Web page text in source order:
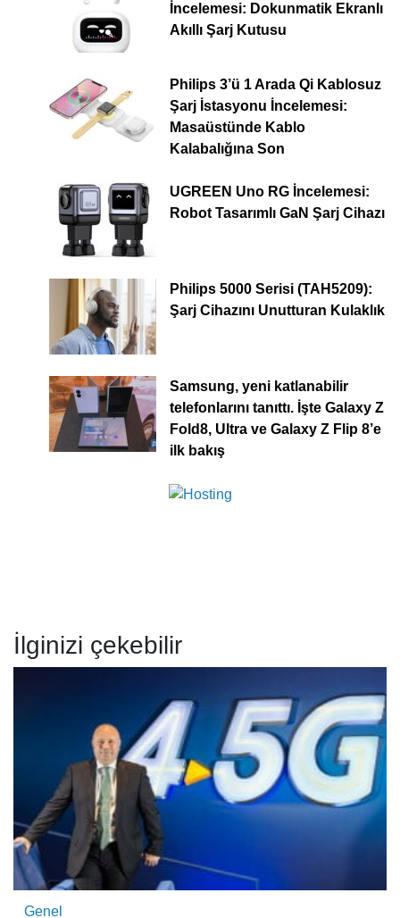
İncelemesi: Dokunmatik Ekranlı
Akıllı Şarj Kutusu
Philips 3’ü 1 Arada Qi Kablosuz
Şarj İstasyonu İncelemesi:
Masaüstünde Kablo
Kalabalığına Son
UGREEN Uno RG İncelemesi:
Robot Tasarımlı GaN Şarj Cihazı
Philips 5000 Serisi (TAH5209):
Şarj Cihazını Unutturan Kulaklık
Samsung, yeni katlanabilir
telefonlarını tanıttı. İşte Galaxy Z
Fold8, Ultra ve Galaxy Z Flip 8’e
ilk bakış
İlginizi çekebilir
Genel